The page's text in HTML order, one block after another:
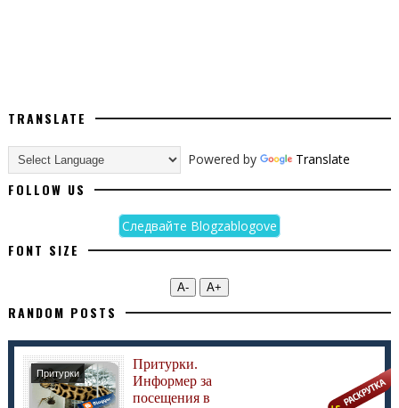
TRANSLATE
Powered by Translate
FOLLOW US
Следвайте Blogzablogove
FONT SIZE
А- А+
RANDOM POSTS
Притурки
Притурки.
Информер за
посещения в